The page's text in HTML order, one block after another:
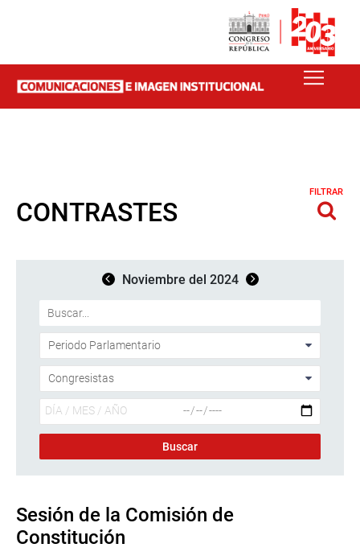
CONTRASTES
FILTRAR
Noviembre del 2024
Sesión de la Comisión de
Constitución